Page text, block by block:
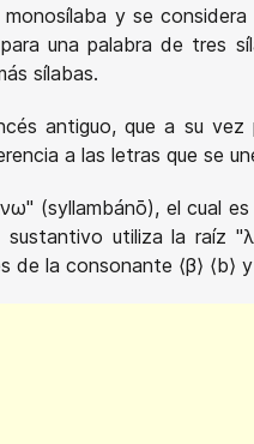
y se
una palabra de tres
sílabas.
antiguo, que a su
a las letras que se
(syllambánō), el cual
utiliza la raíz
de la consonante ⟨β⟩